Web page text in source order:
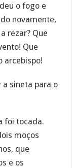
o fogo e
novamente,
rezar? Que
Que
arcebispo!
sineta para o
foi tocada.
moços
que
e os